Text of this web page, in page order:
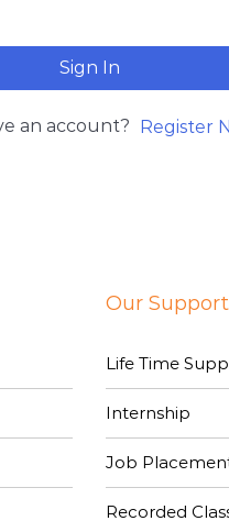
Sign In
an account? Register
Our Support
Life Time
Internship
Job
Recorded